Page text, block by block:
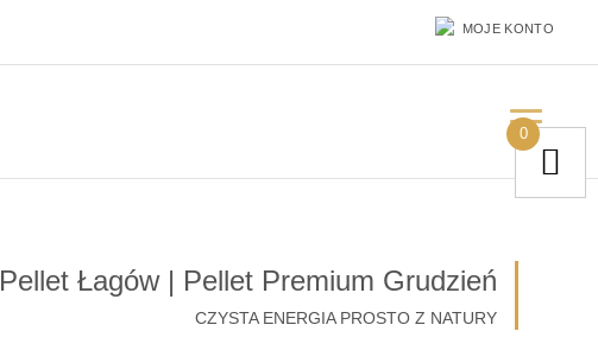
MOJE KONTO
Pellet Łagów | Pellet Premium Grudzień
CZYSTA ENERGIA PROSTO Z NATURY
0